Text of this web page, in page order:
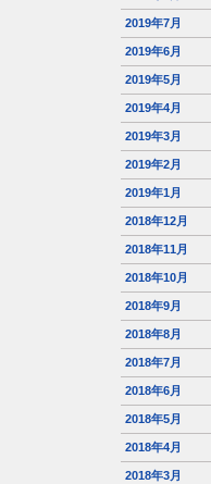
2019年7月
2019年6月
2019年5月
2019年4月
2019年3月
2019年2月
2019年1月
2018年12月
2018年11月
2018年10月
2018年9月
2018年8月
2018年7月
2018年6月
2018年5月
2018年4月
2018年3月